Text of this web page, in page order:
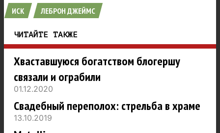
ИСК ЛЕБРОН ДЖЕЙМС
ЧИТАЙТЕ ТАКЖЕ
Хваставшуюся богатством блогершу
связали и ограбили
01.12.2020
Свадебный переполох: стрельба в храме
13.10.2019